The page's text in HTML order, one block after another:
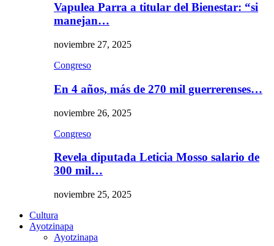
Vapulea Parra a titular del Bienestar: “si
manejan…
noviembre 27, 2025
Congreso
En 4 años, más de 270 mil guerrerenses…
noviembre 26, 2025
Congreso
Revela diputada Leticia Mosso salario de
300 mil…
noviembre 25, 2025
Cultura
Ayotzinapa
Ayotzinapa